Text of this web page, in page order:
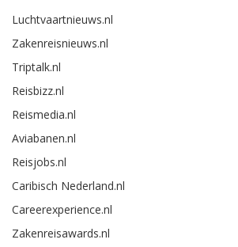
Luchtvaartnieuws.nl
Zakenreisnieuws.nl
Triptalk.nl
Reisbizz.nl
Reismedia.nl
Aviabanen.nl
Reisjobs.nl
Caribisch Nederland.nl
Careerexperience.nl
Zakenreisawards.nl